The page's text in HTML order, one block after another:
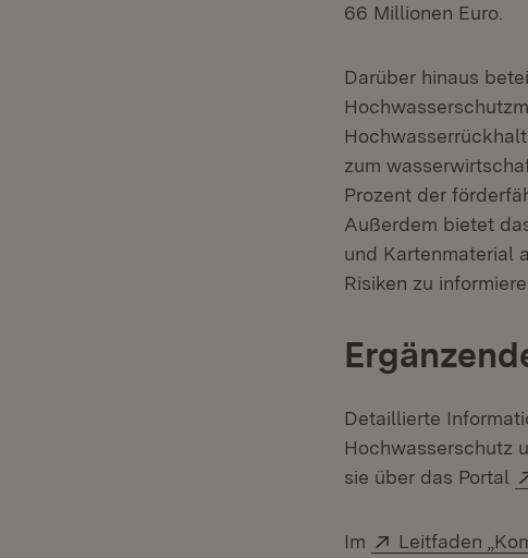
66 Millionen Euro.
Darüber hinaus
zum
Prozent der
Außerdem bietet
und Kartenmaterial
Risiken zu
Detaillierte
Hochwasserschutz
sie über das Portal
Im Extern:
Leitfaden